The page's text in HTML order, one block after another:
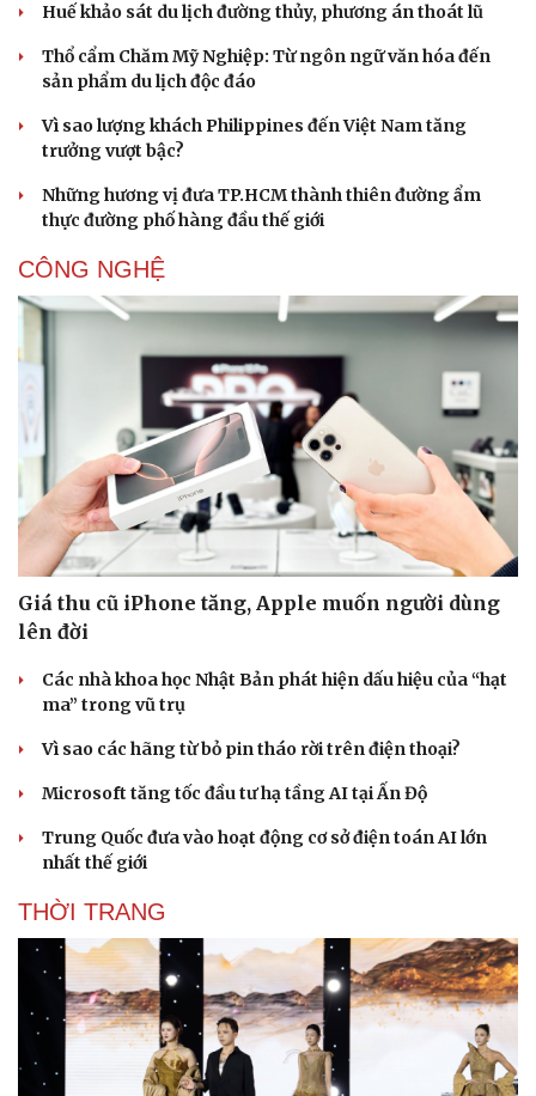
Huế khảo sát du lịch đường thủy, phương án thoát lũ
Thổ cẩm Chăm Mỹ Nghiệp: Từ ngôn ngữ văn hóa đến
sản phẩm du lịch độc đáo
Vì sao lượng khách Philippines đến Việt Nam tăng
trưởng vượt bậc?
Những hương vị đưa TP.HCM thành thiên đường ẩm
thực đường phố hàng đầu thế giới
CÔNG NGHỆ
Giá thu cũ iPhone tăng, Apple muốn người dùng
lên đời
Các nhà khoa học Nhật Bản phát hiện dấu hiệu của “hạt
ma” trong vũ trụ
Vì sao các hãng từ bỏ pin tháo rời trên điện thoại?
Microsoft tăng tốc đầu tư hạ tầng AI tại Ấn Độ
Trung Quốc đưa vào hoạt động cơ sở điện toán AI lớn
nhất thế giới
THỜI TRANG